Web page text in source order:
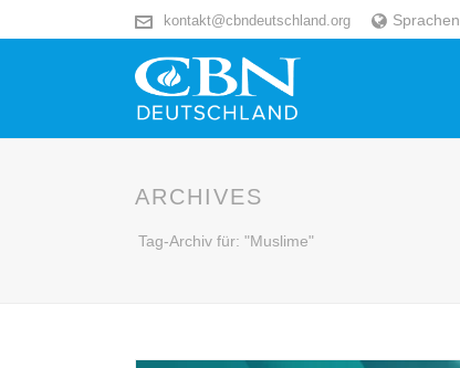
kontakt@cbndeutschland.org Sprachen
ARCHIVES
Tag-Archiv für: "Muslime"